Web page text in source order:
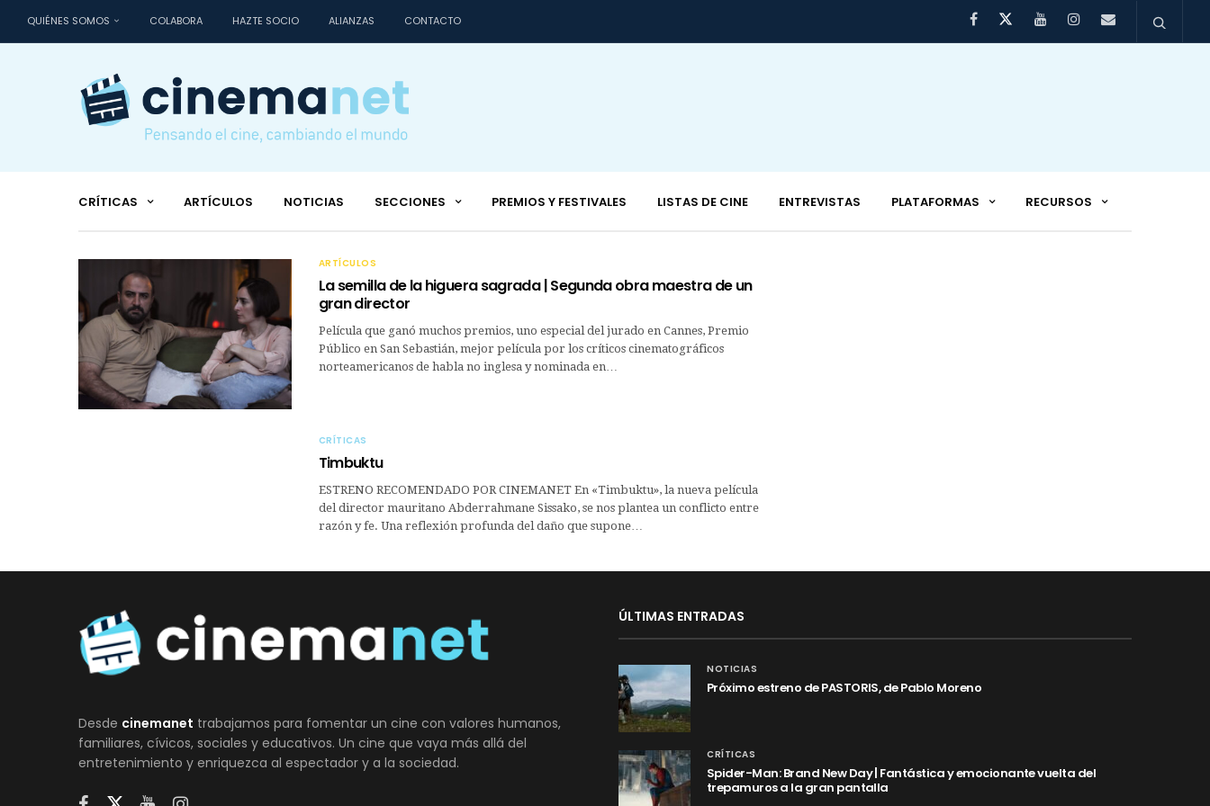
QUIÉNES SOMOS COLABORA HAZTE SOCIO ALIANZAS CONTACTO
CRÍTICAS ARTÍCULOS NOTICIAS SECCIONES PREMIOS Y FESTIVALES LISTAS DE CINE ENTREVISTAS PLATAFORMAS RECURSOS
ARTÍCULOS
La semilla de la higuera sagrada | Segunda obra maestra de un
gran director
Película que ganó muchos premios, uno especial del jurado en Cannes, Premio
Público en San Sebastián, mejor película por los críticos cinematográficos
norteamericanos de habla no inglesa y nominada en…
CRÍTICAS
Timbuktu
ESTRENO RECOMENDADO POR CINEMANET En «Timbuktu», la nueva película
del director mauritano Abderrahmane Sissako, se nos plantea un conflicto entre
razón y fe. Una reflexión profunda del daño que supone…
Desde cinemanet trabajamos para fomentar un cine con valores humanos,
familiares, cívicos, sociales y educativos. Un cine que vaya más allá del
entretenimiento y enriquezca al espectador y a la sociedad.
ÚLTIMAS ENTRADAS
NOTICIAS
Próximo estreno de PASTORIS, de Pablo Moreno
CRÍTICAS
Spider-Man: Brand New Day | Fantástica y emocionante vuelta del
trepamuros a la gran pantalla